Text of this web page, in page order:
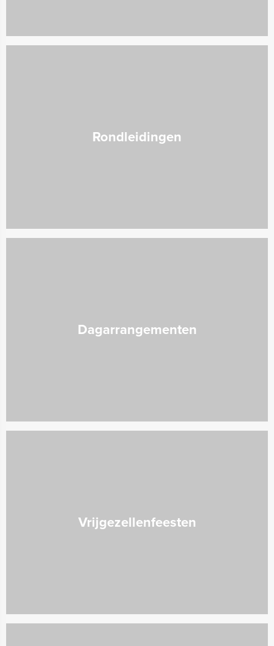
Rondleidingen
Dagarrangementen
Vrijgezellenfeesten